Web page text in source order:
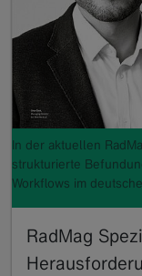
In der aktuellen
strukturierte
Workflows im
RadMag